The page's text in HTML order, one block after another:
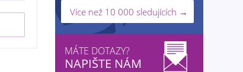
Více než 10 000 sledujících →
MÁTE DOTAZY?
NAPIŠTE NÁM